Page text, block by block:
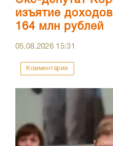
изъятие
164 млн рублей
05.08.2026 15:31
Комментарии